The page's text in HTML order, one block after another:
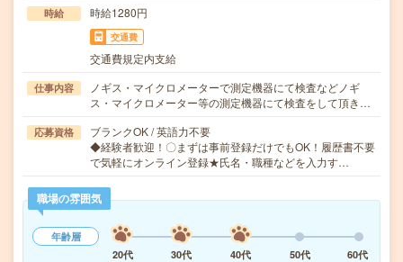
時給 時給1280円
交通費
交通費規定内支給
仕事内容
ノギス・マイクロメーターで測定機器にて検査などノギ
ス・マイクロメーター等の測定機器にて検査をして頂き…
応募資格
ブランクOK / 英語力不要
◆経験者歓迎！〇まずは事前登録だけでもOK！履歴書不要
で気軽にオンライン登録★氏名・職種などを入力す…
職場の雰囲気
年齢層
20代
30代 40代 50代 60代